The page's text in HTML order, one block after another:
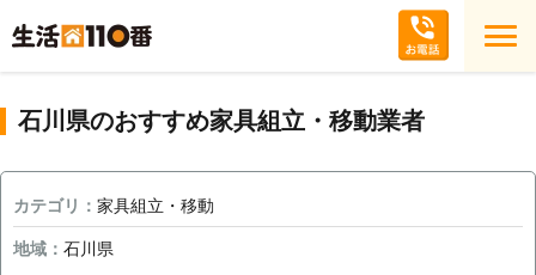
石川県のおすすめ家具組立・移動業者
カテゴリ： 家具組立・移動
地域： 石川県